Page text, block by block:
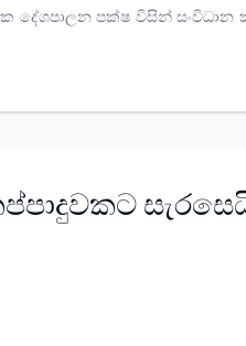
දේශපාලන පක්ෂ විසින් සංවිධාන
මෙහෙවවන බව, වාර්තා